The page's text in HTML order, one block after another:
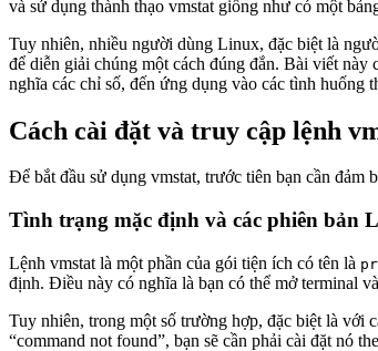
và sử dụng thành thạo vmstat giống như có một
Tuy nhiên, nhiều người dùng Linux, đặc biệt là
để diễn giải chúng một cách đúng đắn. Bài viết
nghĩa các chỉ số, đến ứng dụng vào các tình huống
Cách cài đặt và truy cập lệnh
Để bắt đầu sử dụng vmstat, trước tiên bạn cần đảm
Tình trạng mặc định và các phiên bản
Lệnh vmstat là một phần của gói tiện ích có tên là
định. Điều này có nghĩa là bạn có thể mở terminal
Tuy nhiên, trong một số trường hợp, đặc biệt là với
“command not found”, bạn sẽ cần phải cài đặt nó